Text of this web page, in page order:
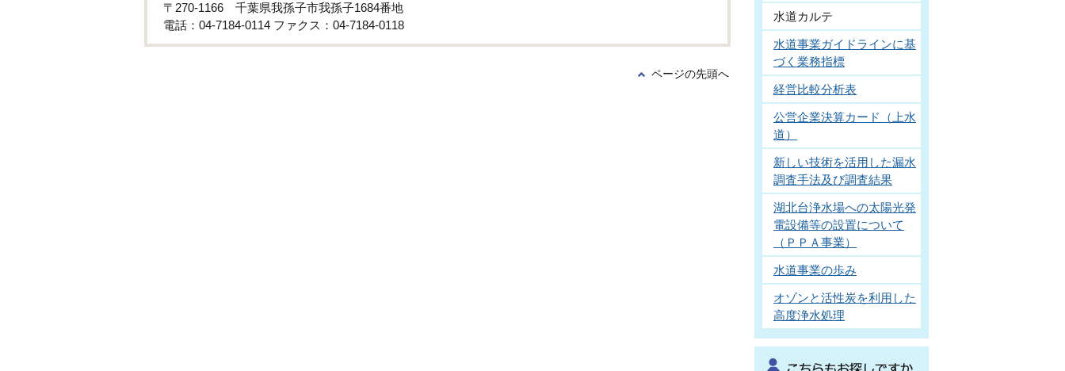
〒270-1166 千葉県我孫子市我孫子1684番地
電話：04-7184-0114 ファクス：04-7184-0118
ページの先頭へ
水道カルテ
水道事業ガイドラインに基
づく業務指標
経営比較分析表
公営企業決算カード（上水
道）
新しい技術を活用した漏水
調査手法及び調査結果
湖北台浄水場への太陽光発
電設備等の設置について
（ＰＰＡ事業）
水道事業の歩み
オゾンと活性炭を利用した
高度浄水処理